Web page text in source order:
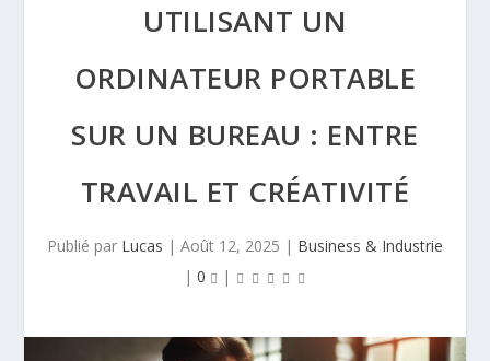
UTILISANT UN
ORDINATEUR PORTABLE
SUR UN BUREAU : ENTRE
TRAVAIL ET CRÉATIVITÉ
Publié par Lucas | Août 12, 2025 | Business & Industrie
| 0 |